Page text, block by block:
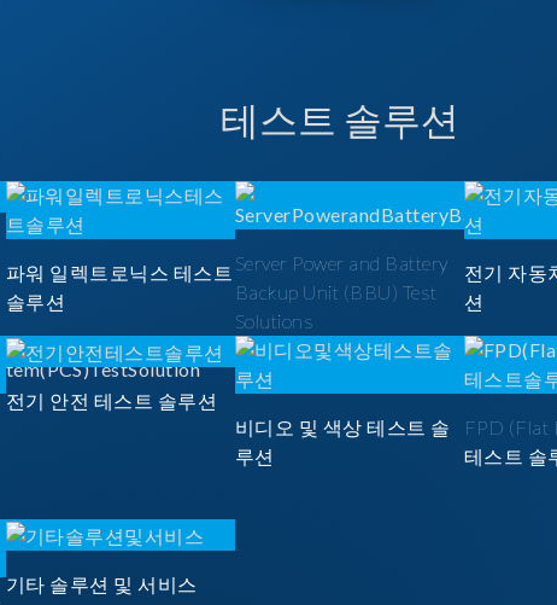
테스트 솔루션
파워 일렉트로닉스 테스트
솔루션
Server Power and Battery
Backup Unit (BBU) Test
Solutions
전기 자동
션
전기 안전 테스트 솔루션
비디오 및 색상 테스트 솔
루션
FPD (Flat
테스트 솔
기타 솔루션 및 서비스